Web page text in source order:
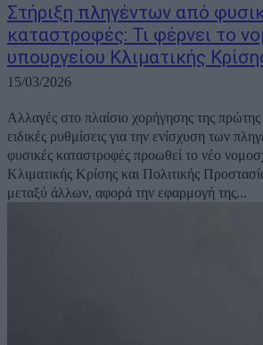
Στήριξη πληγέντων από
καταστροφές: Τι φέρνει το
υπουργείου Κλιματικής
15/03/2026
Αλλαγές στο πλαίσιο χορήγησης της
ειδικές ρυθμίσεις για την ενίσχυση των
φυσικές καταστροφές προωθεί το νέο
Κλιματικής Κρίσης και Πολιτικής
μεταξύ άλλων, αφορά την εφαρμογή της...